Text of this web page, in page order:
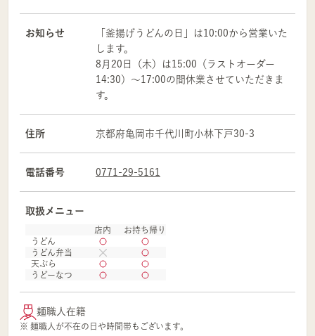
お知らせ
「釜揚げうどんの日」は10:00から営業いた
します。
8月20日（木）は15:00（ラストオーダー
14:30）～17:00の間休業させていただきま
す。
住所 京都府亀岡市千代川町小林下戸30-3
電話番号 0771-29-5161
取扱メニュー
店内
お持ち帰り
うどん
うどん弁当
天ぷら
うどーなつ
麺職人在籍
※ 麺職人が不在の日や時間帯もございます。